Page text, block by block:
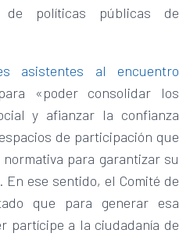
de políticas públicas de
asistentes al encuentro
«poder consolidar los
y afianzar la confianza
de participación que
para garantizar su
ese sentido, el Comité de
que para generar esa
partícipe a la ciudadanía de